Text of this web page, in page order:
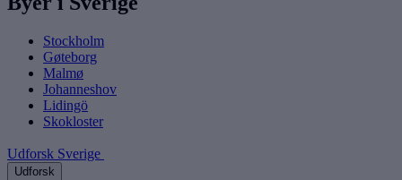
Stockholm
Gøteborg
Malmø
Johanneshov
Lidingö
Skokloster
Udforsk Sverige
Udforsk